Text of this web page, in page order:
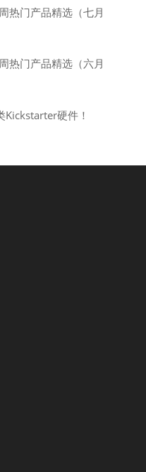
热门产品精选（七月
热门产品精选（六月
硬件！